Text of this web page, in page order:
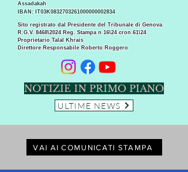
Sito registrato dal Presidente del Tribunale di Genova
R.G.V. 8468\2024 Reg. Stampa n 16\24 cron.61\24 ​
Proprietario Talal Khrais
Direttore Responsabile Roberto Roggero
Assadakah
IBAN: IT03K0832703261000000002834
NOTIZIE IN PRIMO PIANO
ULTIME NEWS
VAI AI COMUNICATI STAMPA